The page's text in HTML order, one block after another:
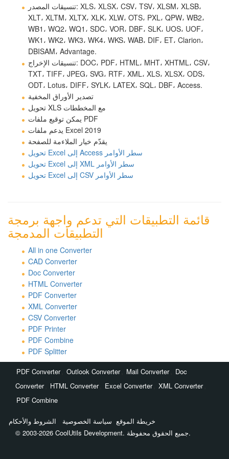
تنسيقات المصدر: XLS، XLSX، CSV، TSV، XLSM، XLSB،
XLT، XLTM، XLTX، XLK، XLW، OTS، PXL، QPW، WB2،
WB1، WQ2، WQ1، SDC، VOR، DBF، SLK، UOS، UOF،
WK1، WK2، WK3، WK4، WKS، WAB، DIF، ET، Clarion،
DBISAM، Advantage.
تنسيقات الإخراج: DOC، PDF، HTML، MHT، XHTML، CSV،
TXT، TIFF، JPEG، SVG، RTF، XML، XLS، XLSX، ODS،
ODT، Lotus، DIFF، SYLK، LATEX، SQL، DBF، Access.
تصدير الأوراق المخفية
تحويل XLS مع المخططات
يمكن توقيع ملفات PDF
يدعم ملفات Excel 2019
يقدّم خيار الملاءمة للصفحة
تحويل Excel إلى Access سطر الأوامر
تحويل Excel إلى XML سطر الأوامر
تحويل Excel إلى CSV سطر الأوامر
قائمة التطبيقات التي تدعم واجهة برمجة
التطبيقات المدمجة
All in one Converter
CAD Converter
Doc Converter
HTML Converter
PDF Converter
XML Converter
CSV Converter
PDF Printer
PDF Combine
PDF Splitter
PDF Converter Outlook Converter Mail Converter
Doc
Converter
HTML Converter Excel Converter XML Converter
PDF Combine
خريطة الموقع سياسة الخصوصية
الشروط والأحكام
© 2003-2026 CoolUtils Development. جميع الحقوق محفوظة.